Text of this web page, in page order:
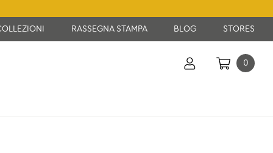
RASSEGNA STAMPA BLOG STORES
0